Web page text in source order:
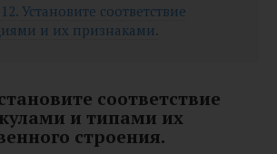
Установите соответствие
и их признаками.
соответствие
и типами их
строения.